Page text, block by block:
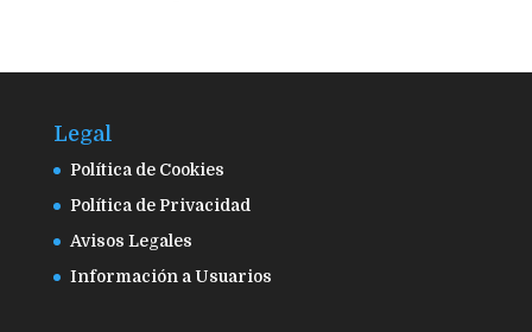
Legal
Política de Cookies
Política de Privacidad
Avisos Legales
Información a Usuarios